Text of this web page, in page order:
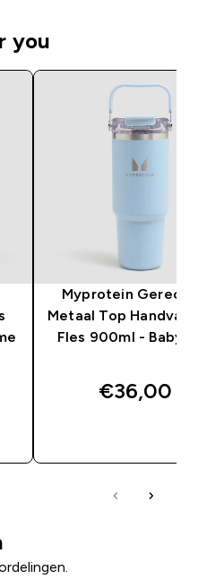
you
Myprotein
Metaal Top Handvat
Fles 900ml -
€36,00‎